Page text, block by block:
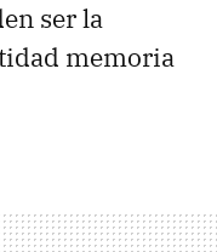
ser la
memoria